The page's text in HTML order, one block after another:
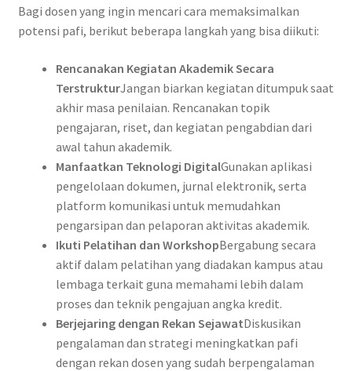
Bagi dosen yang ingin mencari cara memaksimalkan
potensi pafi, berikut beberapa langkah yang bisa diikuti:
Rencanakan Kegiatan Akademik Secara
TerstrukturJangan biarkan kegiatan ditumpuk saat
akhir masa penilaian. Rencanakan topik
pengajaran, riset, dan kegiatan pengabdian dari
awal tahun akademik.
Manfaatkan Teknologi DigitalGunakan aplikasi
pengelolaan dokumen, jurnal elektronik, serta
platform komunikasi untuk memudahkan
pengarsipan dan pelaporan aktivitas akademik.
Ikuti Pelatihan dan WorkshopBergabung secara
aktif dalam pelatihan yang diadakan kampus atau
lembaga terkait guna memahami lebih dalam
proses dan teknik pengajuan angka kredit.
Berjejaring dengan Rekan SejawatDiskusikan
pengalaman dan strategi meningkatkan pafi
dengan rekan dosen yang sudah berpengalaman